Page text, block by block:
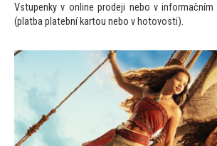
Vstupenky v online prodeji nebo v
(platba platební kartou nebo v hotovosti).